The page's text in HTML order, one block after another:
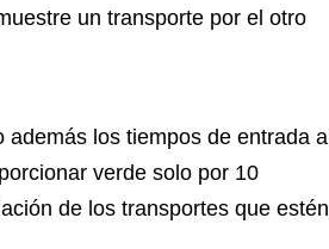
un transporte por el otro
los tiempos de entrada al
verde solo por 10
de los transportes que estén